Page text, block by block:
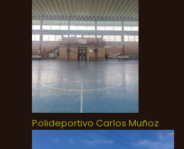
Polideportivo Carlos Muñoz